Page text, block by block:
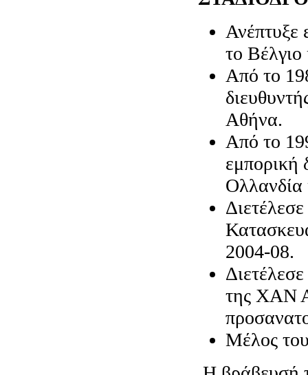
Ανέπτυξε
το
Από το
Αθήνα.
Από το
εμπορική
Ολλανδία
2004-08.
της ΧΑΝ
Μέλος